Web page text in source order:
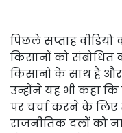
पिछले सप्ताह
किसानों को संबोधित
किसानों के साथ है
उन्होंने यह भी कहा
पर चर्चा करने के लिए
राजनीतिक दलों को